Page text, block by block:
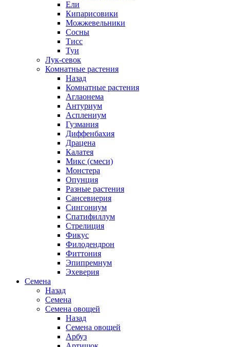
Ели
Кипарисовики
Можжевельники
Сосны
Тисс
Туи
Лук-севок
Комнатные растения
Назад
Комнатные растения
Аглаонема
Антуриум
Асплениум
Гузмания
Диффенбахия
Драцена
Калатея
Микс (смеси)
Монстера
Опунция
Разные растения
Сансевиерия
Сингониум
Спатифиллум
Стрелиция
Фикус
Филодендрон
Фиттония
Эпипремнум
Эхеверия
Семена
Назад
Семена
Семена овощей
Назад
Семена овощей
Арбуз